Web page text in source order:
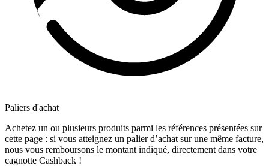
Paliers d'achat
Achetez un ou plusieurs produits parmi les références présentées sur
cette page : si vous atteignez un palier d’achat sur une même facture,
nous vous remboursons le montant indiqué, directement dans votre
cagnotte Cashback !